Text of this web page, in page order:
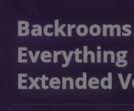
Backrooms
Everything
Extended